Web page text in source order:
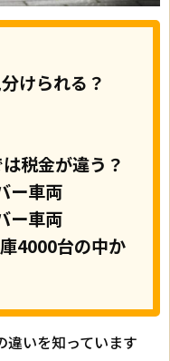
けられる？
税金が違う？
ー車両
ー車両
4000台の中か
違いを知っています